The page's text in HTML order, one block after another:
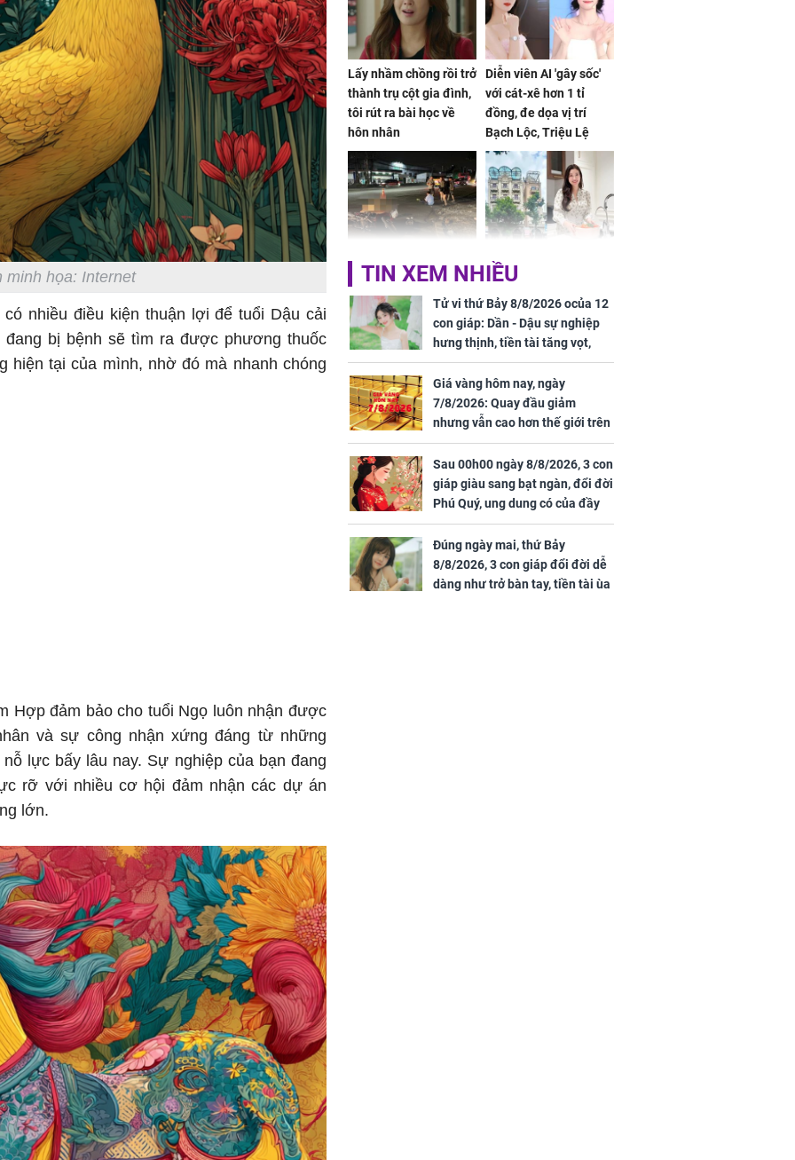
minh họa: Internet
nhiều điều kiện thuận lợi để tuổi Dậu cải
bị bệnh sẽ tìm ra được phương thuốc
hiện tại của mình, nhờ đó mà nhanh chóng
Hợp đảm bảo cho tuổi Ngọ luôn nhận được
và sự công nhận xứng đáng từ những
lực bấy lâu nay. Sự nghiệp của bạn đang
rỡ với nhiều cơ hội đảm nhận các dự án
lớn.
Lấy nhầm chồng rồi trở
thành trụ cột gia đình,
tôi rút ra bài học về
hôn nhân
Diễn viên AI 'gây sốc'
với cát-xê hơn 1 tỉ
đồng, đe dọa vị trí
Bạch Lộc, Triệu Lệ
Dĩnh
TP.HCM: Nữ công nhân
tử vong trên đường đi
làm về trong khu công
nghiệp Sóng Thần
Đỗ Mỹ Linh hé lộ góc
bếp chill của nhà mới -
cạnh biệt thự bầu Hiển
Sau 00h00 ngày
8/8/2026, 3 con giáp
giàu sang bạt ngàn,
đổi đời Phú Quý, ung
dung có của đầy nhà,
ngày càng hưng thịnh
sung túc
TIN XEM NHIỀU
Tử vi thứ Bảy 8/8/2026 ocủa 12
con giáp: Dần - Dậu sự nghiệp
hưng thịnh, tiền tài tăng vọt,
Mão - Thân công việc bất trắc,
tiền mất tật mang
Giá vàng hôm nay, ngày
7/8/2026: Quay đầu giảm
nhưng vẫn cao hơn thế giới trên
7 triệu đồng
Sau 00h00 ngày 8/8/2026, 3 con
giáp giàu sang bạt ngàn, đổi đời
Phú Quý, ung dung có của đầy
nhà, ngày càng hưng thịnh sung
túc
Đúng ngày mai, thứ Bảy
8/8/2026, 3 con giáp đổi đời dễ
dàng như trở bàn tay, tiền tài ùa